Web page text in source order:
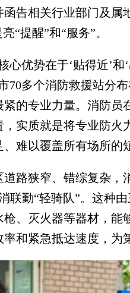
告相关行业部门及属
“提醒”和“服务”。
优势在于‘贴得近’和‘
70多个消防救援站分
紧的专业力量。消防
，实质就是将专业防
难以覆盖所有场所的
狭窄、错综复杂，
联勤“轻骑队”。这种
、灭火器等器材，能
和紧急抵达速度，为